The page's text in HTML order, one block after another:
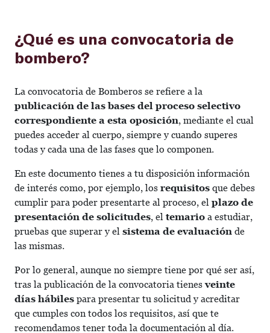
¿Qué es una convocatoria de
bombero?
La convocatoria de Bomberos se refiere a la
publicación de las bases del proceso selectivo
correspondiente a esta oposición, mediante el cual
puedes acceder al cuerpo, siempre y cuando superes
todas y cada una de las fases que lo componen.
En este documento tienes a tu disposición información
de interés como, por ejemplo, los requisitos que debes
cumplir para poder presentarte al proceso, el plazo de
presentación de solicitudes, el temario a estudiar,
pruebas que superar y el sistema de evaluación de
las mismas.
Por lo general, aunque no siempre tiene por qué ser así,
tras la publicación de la convocatoria tienesveinte
días hábiles para presentar tu solicitud y acreditar
que cumples con todos los requisitos, así que te
recomendamos tener toda la documentación al día.